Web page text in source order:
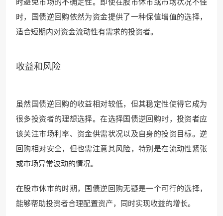
时避免市场的不确定性。即使在股市休市或市场状况不佳
时，国债逆回购依然为资金提供了一种保值增值的选择，
适合短期内对资金流动性有需求的投资者。
收益和风险
虽然国债逆回购的收益相对较低，但其稳定性使得它成为
很多投资者的理想选择。在选择国债逆回购时，投资者应
该关注市场利率、资金供需状况以及自身的投资目标。逆
回购相对安全，但也需注意其风险，特别是在流动性紧张
或市场异常波动的情况。
在股市休市的时期，国债逆回购无疑是一个可行的选择，
能够帮助投资者合理配置资产，同时实现收益的增长。